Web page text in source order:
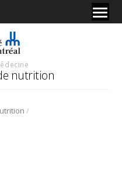
nutrition
/